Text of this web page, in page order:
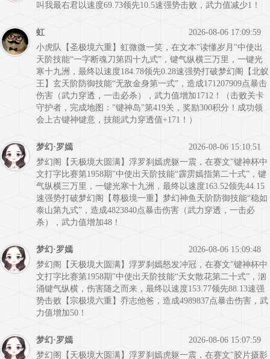
叫我最右君以速度69.73领先10.5速强势击败，武力值减少1！
虹
2026-08-06 17:09:59
小虎队【圣极境六重】虹微微一笑，在文本"读懂岁月"中使出
天阶技能“一字断魂刀第四十九式”，键气纵横三万里，一键光
寒十九洲，最终以速度184.78领先0.28速强势打破梦幻阁【北蚁
王】⽞天阶防御技能“无敌金身第一式”，造成171207909点暴击
伤害（武力穿透，一击必杀），武力值增加1712！（击败关卡
守护者，完成地图："键神岛"第419关，奖励300积分！成功领
会上古键神键意，技能武力穿透值+171！）
梦幻·罗嫣
2026-08-06 15:10:51
梦幻阁【天极境大圆满】浮罗刹嫣虎躯一震，在赛文"键神杯中
文打字比赛第1958期"中使出天阶技能“霹雳嫣指第二十式”，键
气纵横三万里，一键光寒十九洲，最终以速度163.52领先44.15
速强势打破梦幻阁【尊极境一重】梦幻神鱼天阶防御技能“稳如
泰山第九式”，造成4823840点暴击伤害（武力穿透，一击必
杀），武力值增加48！
梦幻·罗嫣
2026-08-06 15:09:48
梦幻阁【天极境大圆满】浮罗刹嫣怒发冲冠，在赛文"键神杯中
文打字比赛第1958期"中使出天阶技能“天女散花第二十式”，汹
涌键气纵横，伤害随之而来，最终以速度153.77领先88.13速强
势击败【宗极境六重】乔志他爸，造成4989837点暴击伤害，武
力值增加50！
梦幻·罗嫣
2026-08-06 15:07:59
梦幻阁【天极境大圆满】浮罗刹嫣虎躯一震，在赛文"胶片摄影